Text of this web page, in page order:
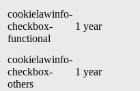
cookielawinfo-
checkbox-
functional
1 year
cookielawinfo-
checkbox-
others
1 year